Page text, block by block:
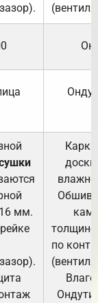
мм.
доски
по